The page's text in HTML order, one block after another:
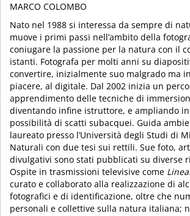
MARCO COLOMBO
Nato nel 1988 si interessa da sempre di
muove i primi passi nell’ambito della
coniugare la passione per la natura con il
istanti. Fotografa per molti anni su
convertire, inizialmente suo malgrado ma
piacere, al digitale. Dal 2002 inizia un
apprendimento delle tecniche di
diventando infine istruttore, e ampliando
possibilità di scatti subacquei. Guida
laureato presso l’Università degli Studi di
Naturali con due tesi sui rettili. Sue foto,
divulgativi sono stati pubblicati su diverse
Ospite in trasmissioni televisive come
curato e collaborato alla realizzazione di
fotografici e di identificazione, oltre che
personali e collettive sulla natura italiana;